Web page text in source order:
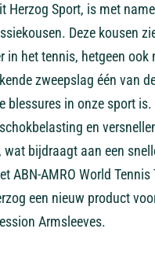
Herzog Sport, is met
Deze kousen
in het tennis, hetgeen
zweepslag één van
blessures in onze sport is.
en
bijdraagt aan een
ABN-AMRO World
een nieuw product
Armsleeves.